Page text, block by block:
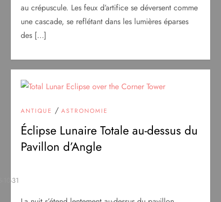
au crépuscule. Les feux d’artifice se déversent comme
une cascade, se reflétant dans les lumières éparses
des […]
ANTIQUE /ASTRONOMIE
Éclipse Lunaire Totale au-dessus du
Pavillon d’Angle